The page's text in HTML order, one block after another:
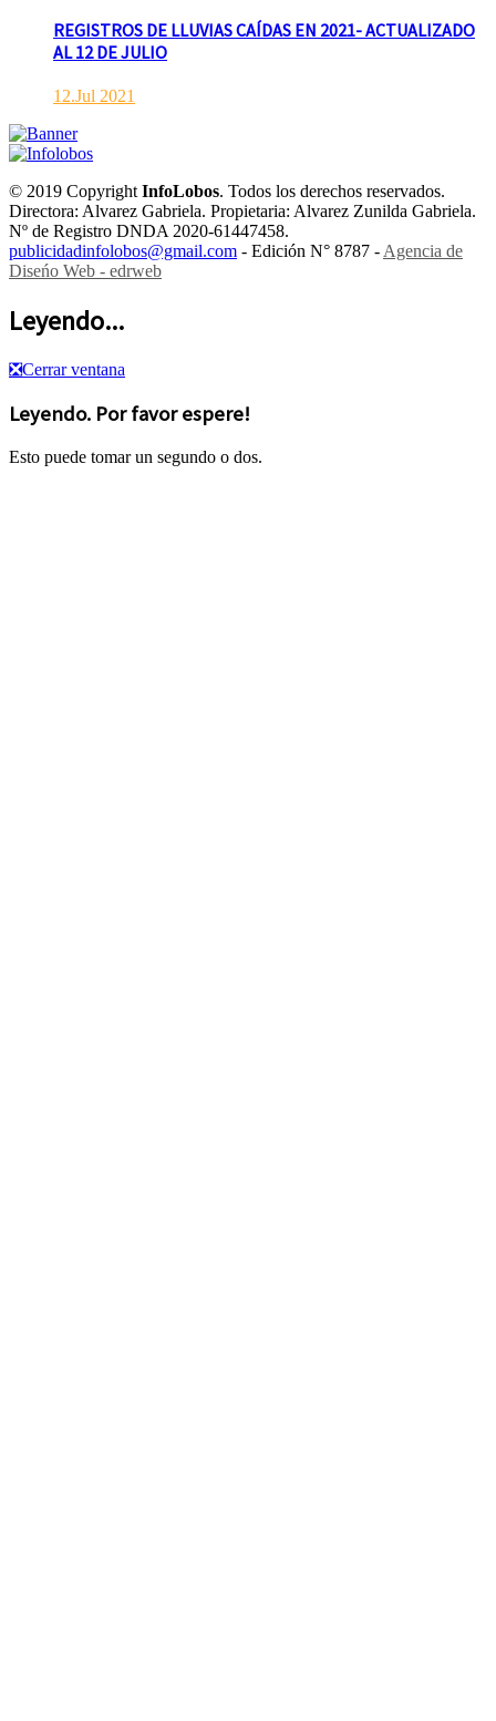
REGISTROS DE LLUVIAS CAÍDAS EN 2021- ACTUALIZADO
AL 12 DE JULIO
12.Jul 2021
© 2019 CopyrightInfoLobos. Todos los derechos reservados.
Directora: Alvarez Gabriela. Propietaria: Alvarez Zunilda Gabriela.
Nº de Registro DNDA 2020-61447458.
publicidadinfolobos@gmail.com - Edición N° 8787 -Agencia de
Diseńo Web - edrweb
Leyendo...
❎Cerrar ventana
Leyendo. Por favor espere!
Esto puede tomar un segundo o dos.